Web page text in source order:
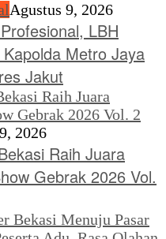
Agustus 9, 2026
LBH
Metro Jaya
Jakut
2026
Raih Juara
Gebrak 2026 Vol.